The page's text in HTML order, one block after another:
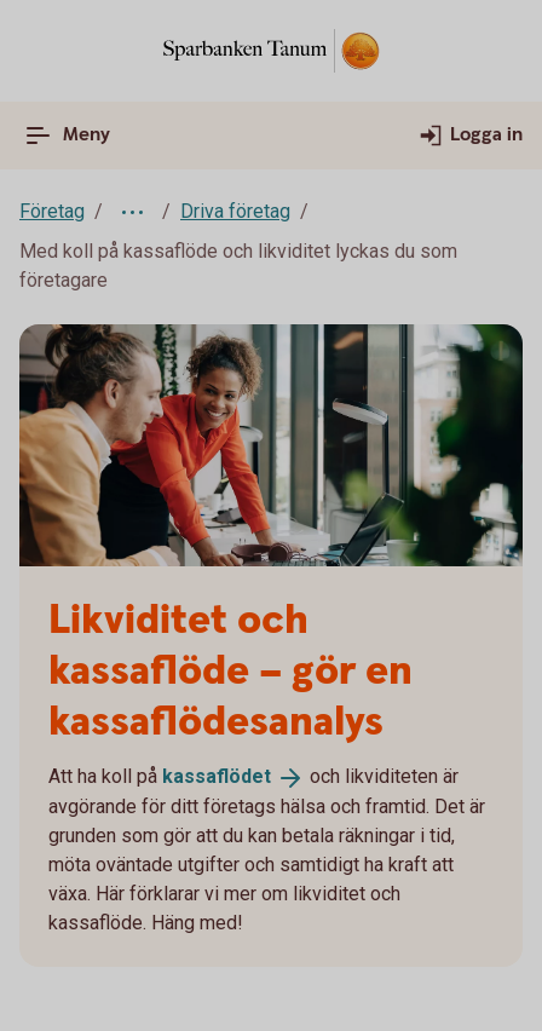
Meny Logga in
Företag
Driva företag
Med koll på kassaflöde och likviditet lyckas du som
företagare
Likviditet och
kassaflöde – gör en
kassaflödesanalys
Att ha koll på kassaflödet
och likviditeten är
avgörande för ditt företags hälsa och framtid. Det är
grunden som gör att du kan betala räkningar i tid,
möta oväntade utgifter och samtidigt ha kraft att
växa. Här förklarar vi mer om likviditet och
kassaflöde. Häng med!